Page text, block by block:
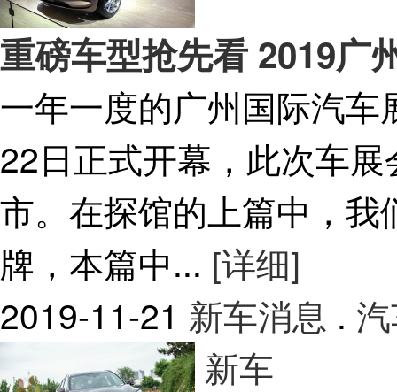
重磅车型抢先看 2019广
一年一度的广州国际汽
22日正式开幕，此次车
市。在探馆的上篇中，
牌，本篇中... [详细]
2019-11-21 新车消息 .
新车